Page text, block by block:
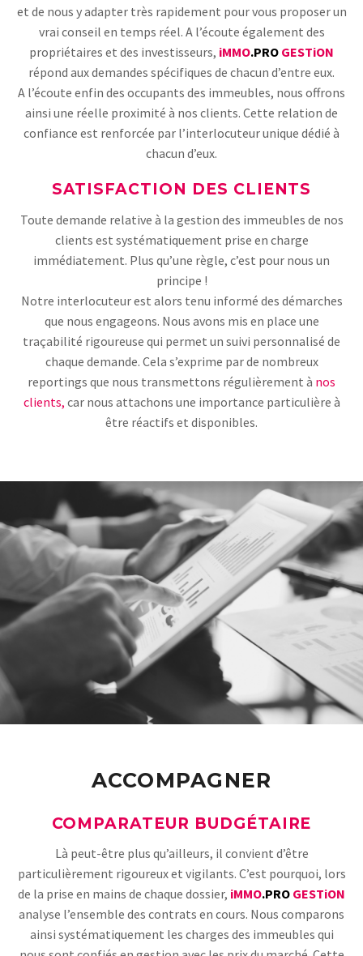
et de nous y adapter très rapidement pour vous proposer un
vrai conseil en temps réel. A l’écoute également des
propriétaires et des investisseurs, iMMO.PRO GESTiON
répond aux demandes spécifiques de chacun d’entre eux.
A l’écoute enfin des occupants des immeubles, nous offrons
ainsi une réelle proximité à nos clients. Cette relation de
confiance est renforcée par l’interlocuteur unique dédié à
chacun d’eux.
SATISFACTION DES CLIENTS
Toute demande relative à la gestion des immeubles de nos
clients est systématiquement prise en charge
immédiatement. Plus qu’une règle, c’est pour nous un
principe !
Notre interlocuteur est alors tenu informé des démarches
que nous engageons. Nous avons mis en place une
traçabilité rigoureuse qui permet un suivi personnalisé de
chaque demande. Cela s’exprime par de nombreux
reportings que nous transmettons régulièrement à nos
clients, car nous attachons une importance particulière à
être réactifs et disponibles.
ACCOMPAGNER
COMPARATEUR BUDGÉTAIRE
Là peut-être plus qu’ailleurs, il convient d’être
particulièrement rigoureux et vigilants. C’est pourquoi, lors
de la prise en mains de chaque dossier, iMMO.PRO GESTiON
analyse l’ensemble des contrats en cours. Nous comparons
ainsi systématiquement les charges des immeubles qui